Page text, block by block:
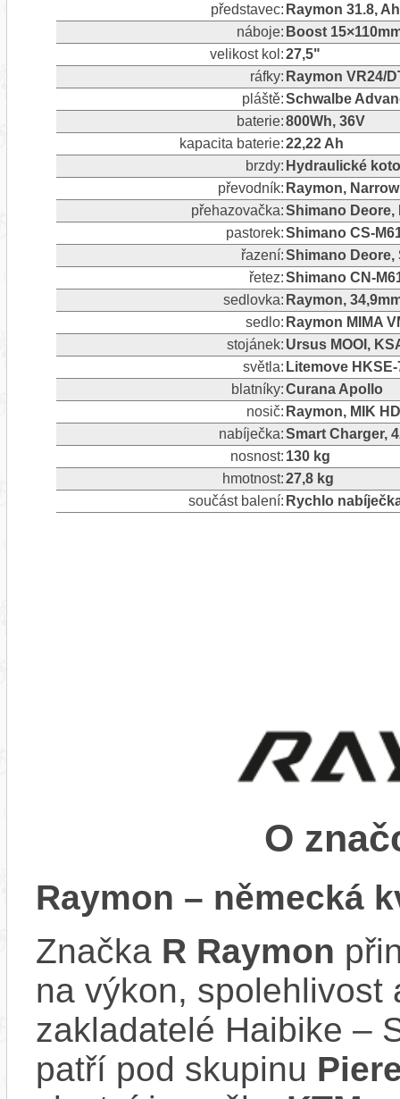
představec: Raymon 31.8,
náboje: Boost
velikost kol:27,5"
ráfky: Raymon VR24/
pláště:Schwalbe
baterie:800Wh, 36V
kapacita baterie:22,22 Ah
brzdy: Hydraulické
převodník: Raymon,
přehazovačka:Shimano Deore,
pastorek:Shimano CS-
řazení:Shimano Deore,
řetez:Shimano CN-
sedlovka: Raymon,
sedlo: Raymon MIMA
stojánek: Ursus MOOI,
světla: Litemove
blatníky:Curana Apollo
nosič: Raymon, MIK
nabíječka:Smart Charger,
nosnost: 130 kg
hmotnost:27,8 kg
součást balení: Rychlo
O
Raymon – německá
Značka R Raymon
na výkon,
zakladatelé Haibike –
patří pod skupinu